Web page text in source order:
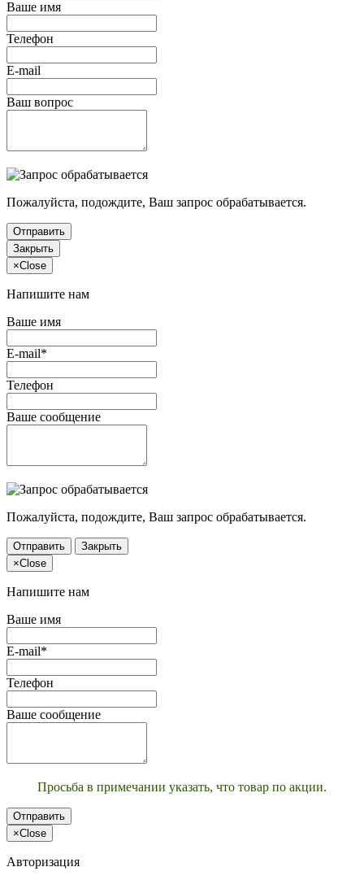
Ваше имя
Телефон
E-mail
Ваш вопрос
Пожалуйста, подождите, Ваш запрос обрабатывается.
Отправить
Закрыть
×Close
Напишите нам
Ваше имя
E-mail*
Телефон
Ваше сообщение
Пожалуйста, подождите, Ваш запрос обрабатывается.
Отправить
Закрыть
×Close
Напишите нам
Ваше имя
E-mail*
Телефон
Ваше сообщение
Просьба в примечании указать, что товар по акции.
Отправить
×Close
Авторизация